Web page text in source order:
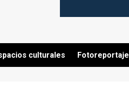
culturales Fotoreportaje